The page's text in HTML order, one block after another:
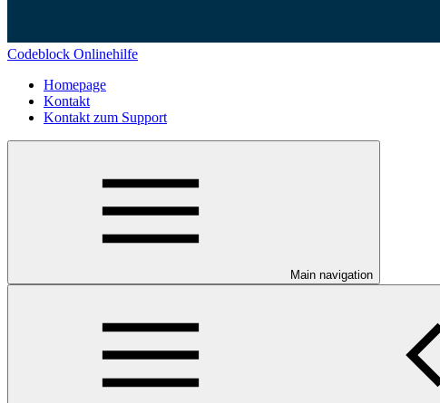
Codeblock Onlinehilfe
Homepage
Kontakt
Kontakt zum Support
Main navigation